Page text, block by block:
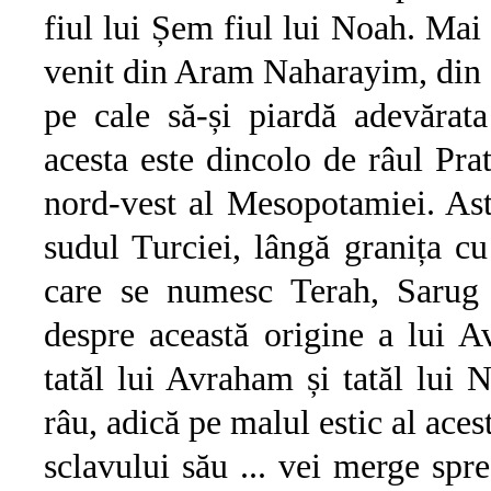
fiul lui Șem fiul lui Noah. Mai
venit din Aram Naharayim, din
pe cale să-și piardă
acesta este dincolo de râul
nord-vest al Mesopotamiei.
sudul Turciei, lângă granița
care se numesc Terah,
despre această origine a lui
tatăl lui Avraham și tatăl lui
râu, adică pe malul estic al
sclavului său ... vei merge